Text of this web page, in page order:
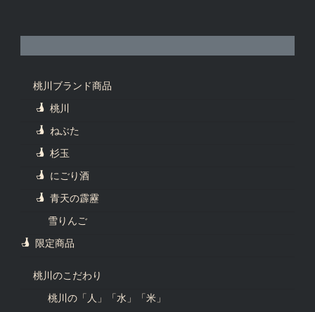
桃川ブランド商品
桃川
ねぶた
杉玉
にごり酒
青天の霹靂
雪りんご
限定商品
桃川のこだわり
桃川の「人」「水」「米」